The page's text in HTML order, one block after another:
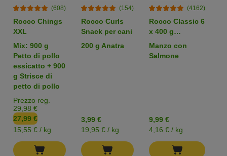
(608)
Rocco Chings
XXL
Mix: 900 g
Petto di pollo
essicatto + 900
g Strisce di
petto di pollo
Prezzo reg.
29,98 €
27,99 €
15,55 € / kg
(154)
Rocco Curls
Snack per cani
200 g Anatra
3,99 €
19,95 € / kg
(4162)
Rocco Classic 6
x 400 g
Alimento umido
per cani
Manzo con
Salmone
9,99 €
4,16 € / kg